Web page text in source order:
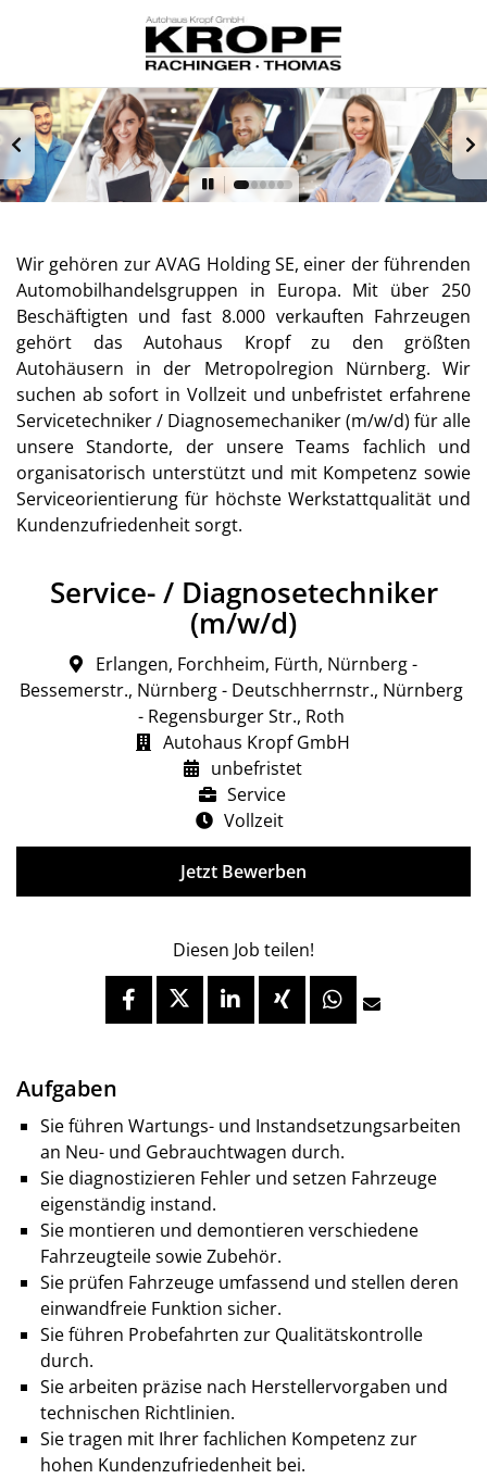
Service- / Diagnosetechniker
(m/w/d)
Erlangen, Forchheim, Fürth, Nürnberg -
Bessemerstr., Nürnberg - Deutschherrnstr., Nürnberg
- Regensburger Str., Roth
Autohaus Kropf GmbH
unbefristet
Service
Vollzeit
Jetzt Bewerben
Diesen Job teilen!
Wir gehören zur AVAG Holding SE, einer der führenden
Automobilhandelsgruppen in Europa. Mit über 250
Beschäftigten und fast 8.000 verkauften Fahrzeugen
gehört das Autohaus Kropf zu den größten
Autohäusern in der Metropolregion Nürnberg. Wir
suchen ab sofort in Vollzeit und unbefristet erfahrene
Servicetechniker / Diagnosemechaniker (m/w/d) für alle
unsere Standorte, der unsere Teams fachlich und
organisatorisch unterstützt und mit Kompetenz sowie
Serviceorientierung für höchste Werkstattqualität und
Kundenzufriedenheit sorgt.
Aufgaben
Sie führen Wartungs- und Instandsetzungsarbeiten
an Neu- und Gebrauchtwagen durch.
Sie diagnostizieren Fehler und setzen Fahrzeuge
eigenständig instand.
Sie montieren und demontieren verschiedene
Fahrzeugteile sowie Zubehör.
Sie prüfen Fahrzeuge umfassend und stellen deren
einwandfreie Funktion sicher.
Sie führen Probefahrten zur Qualitätskontrolle
durch.
Sie arbeiten präzise nach Herstellervorgaben und
technischen Richtlinien.
Sie tragen mit Ihrer fachlichen Kompetenz zur
hohen Kundenzufriedenheit bei.